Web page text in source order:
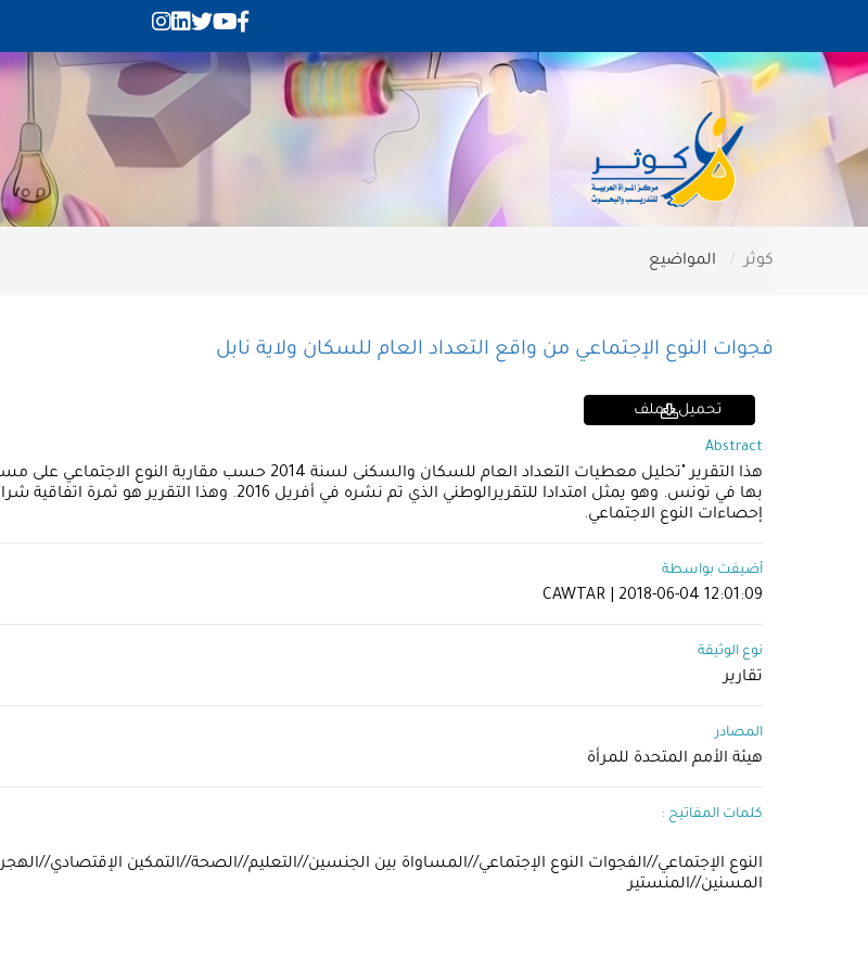
كوثر المواضيع
فجوات النوع الإجتماعي من واقع التعداد العام للسكان ولاية نابل
تحميل الملف
Abstract
هذا التقرير "تحليل معطيات التعداد العام للسكان والسكنى
بها في تونس. وهو يمثل امتدادا للتقريرالوطني الذي تم
إحصاءات النوع الاجتماعي.
أضيفت بواسطة
CAWTAR | 2018-06-04 12:01:09
نوع الوثيقة
تقارير
المصادر
هيئة الأمم المتحدة للمرأة
كلمات المفاتيح :
​النوع الإجتماعي//الفجوات النوع الإجتماعي//المساواة بين الجنسين//التعليم//الصحة//التمكين الإقتصادي//
المسنين​/​/المنستير​